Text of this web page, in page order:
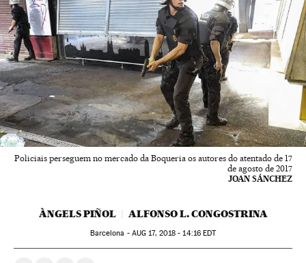
Policiais perseguem no mercado da Boqueria os autores do atentado de 17
de agosto de 2017
JOAN SÁNCHEZ
ÀNGELS PIÑOL ALFONSO L. CONGOSTRINA
Barcelona - AUG 17, 2018 - 14:16EDT